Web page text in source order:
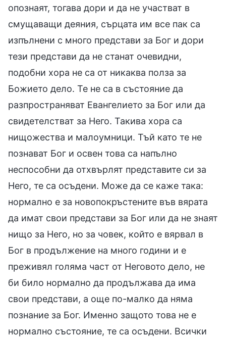
опознаят, тогава дори и да не участват в
смущаващи деяния, сърцата им все пак са
изпълнени с много представи за Бог и дори
тези представи да не станат очевидни,
подобни хора не са от никаква полза за
Божието дело. Те не са в състояние да
разпространяват Евангелието за Бог или да
свидетелстват за Него. Такива хора са
нищожества и малоумници. Тъй като те не
познават Бог и освен това са напълно
неспособни да отхвърлят представите си за
Него, те са осъдени. Може да се каже така:
нормално е за новопокръстените във вярата
да имат свои представи за Бог или да не знаят
нищо за Него, но за човек, който е вярвал в
Бог в продължение на много години и е
преживял голяма част от Неговото дело, не
би било нормално да продължава да има
свои представи, а още по-малко да няма
познание за Бог. Именно защото това не е
нормално състояние, те са осъдени. Всички